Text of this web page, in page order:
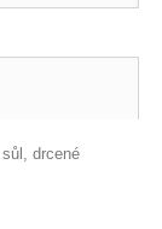
sůl, drcené